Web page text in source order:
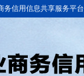
信用信息共享服务平台